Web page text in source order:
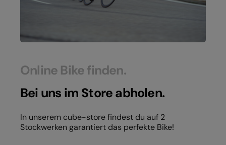
Online Bike finden.
Bei uns im Store abholen.
In unserem cube-store findest du auf 2
Stockwerken garantiert das perfekte Bike!